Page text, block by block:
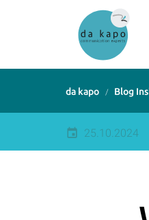
da kapo Blog
25.10.2024